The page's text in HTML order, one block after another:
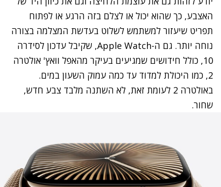
האצבע, כך שהוא יכול או לצלם בזה הרגע או לפתוח
תפריט שיעזור למשתמש לשלוט בעדשת המצלמה בצורה
נוחה יותר. גם ה-Apple Watch, שקיבל עדכון לסידרה
10, כולל חידושים שמגיעים בעיקר מהאפל וואץ' אולטרה
2, כמו היכולת למדוד עד כמה עמוק השעון במים.
באולטרה 2 לעומת זאת, לא השתנה מלבד צבע חדש,
שחור.